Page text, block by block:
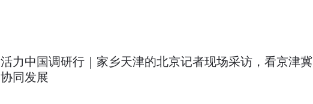
活力中国调研行｜家乡天津的北京记者现场采访，看京津冀
协同发展